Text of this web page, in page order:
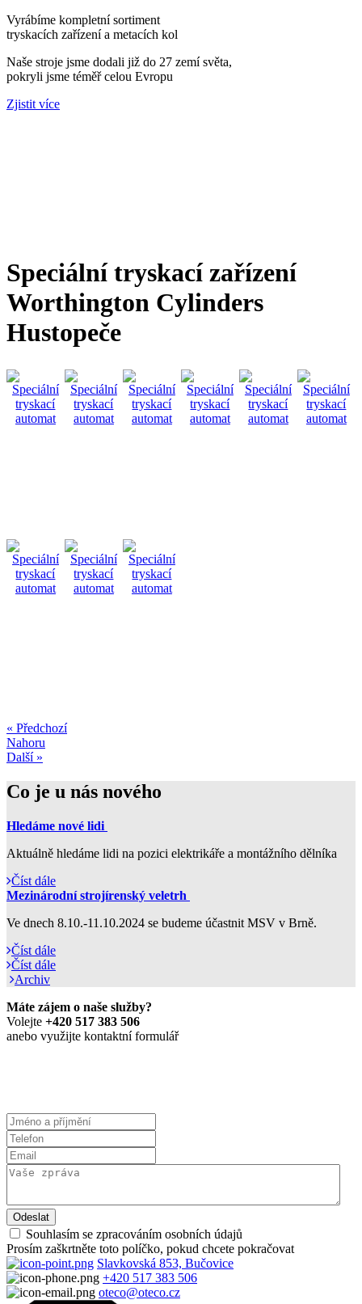
Vyrábíme kompletní sortiment
tryskacích zařízení a metacích kol
Naše stroje jsme dodali již do 27 zemí světa,
pokryli jsme téměř celou Evropu
Zjistit více
Speciální tryskací zařízení
Worthington Cylinders
Hustopeče
« Předchozí
Nahoru
Další »
Co je u nás nového
Hledáme nové lidi
Aktuálně hledáme lidi na pozici elektrikáře a montážního dělníka
Číst dále
Mezinárodní strojírenský veletrh
Ve dnech 8.10.-11.10.2024 se budeme účastnit MSV v Brně.
Číst dále
Číst dále
Archiv
Máte zájem o naše služby?
Volejte +420 517 383 506
anebo využijte kontaktní formulář
Souhlasím se zpracováním osobních údajů
Prosím zaškrtněte toto políčko, pokud chcete pokračovat
Slavkovská 853, Bučovice
+420 517 383 506
oteco@oteco.cz